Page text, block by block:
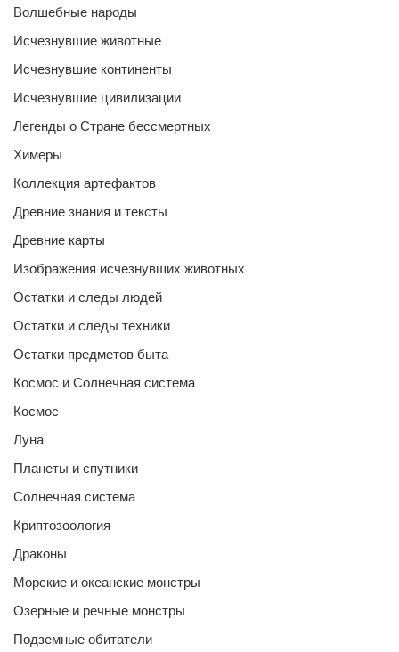
Волшебные народы
Исчезнувшие животные
Исчезнувшие континенты
Исчезнувшие цивилизации
Легенды о Стране бессмертных
Химеры
Коллекция артефактов
Древние знания и тексты
Древние карты
Изображения исчезнувших животных
Остатки и следы людей
Остатки и следы техники
Остатки предметов быта
Космос и Солнечная система
Космос
Луна
Планеты и спутники
Солнечная система
Криптозоология
Драконы
Морские и океанские монстры
Озерные и речные монстры
Подземные обитатели